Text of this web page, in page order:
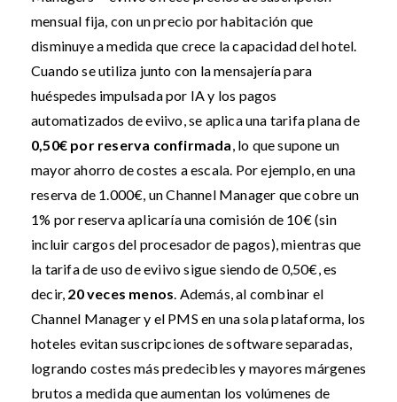
mensual fija, con un precio por habitación que
disminuye a medida que crece la capacidad del hotel.
Cuando se utiliza junto con la mensajería para
huéspedes impulsada por IA y los pagos
automatizados de eviivo, se aplica una tarifa plana de
0,50€ por reserva confirmada , lo que supone un
mayor ahorro de costes a escala. Por ejemplo, en una
reserva de 1.000€, un Channel Manager que cobre un
1% por reserva aplicaría una comisión de 10€ (sin
incluir cargos del procesador de pagos), mientras que
la tarifa de uso de eviivo sigue siendo de 0,50€, es
decir, 20 veces menos . Además, al combinar el
Channel Manager y el PMS en una sola plataforma, los
hoteles evitan suscripciones de software separadas,
logrando costes más predecibles y mayores márgenes
brutos a medida que aumentan los volúmenes de